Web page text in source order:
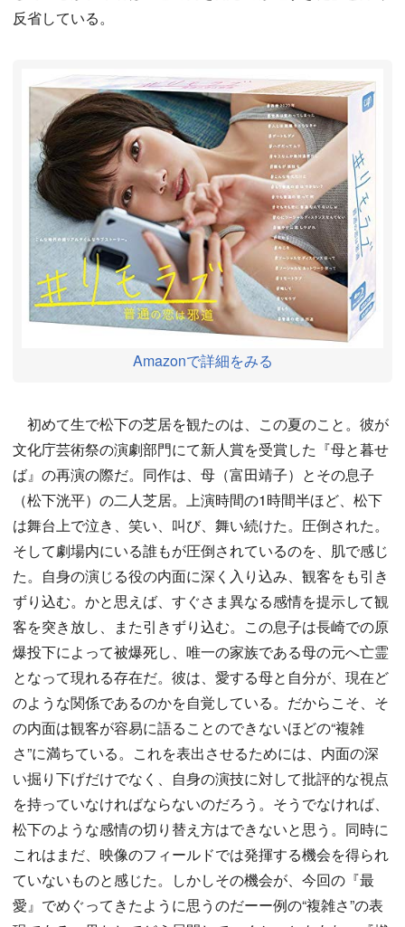
反省している。
Amazonで詳細をみる
初めて生で松下の芝居を観たのは、この夏のこと。彼が
文化庁芸術祭の演劇部門にて新人賞を受賞した『母と暮せ
ば』の再演の際だ。同作は、母（富田靖子）とその息子
（松下洸平）の二人芝居。上演時間の1時間半ほど、松下
は舞台上で泣き、笑い、叫び、舞い続けた。圧倒された。
そして劇場内にいる誰もが圧倒されているのを、肌で感じ
た。自身の演じる役の内面に深く入り込み、観客をも引き
ずり込む。かと思えば、すぐさま異なる感情を提示して観
客を突き放し、また引きずり込む。この息子は長崎での原
爆投下によって被爆死し、唯一の家族である母の元へ亡霊
となって現れる存在だ。彼は、愛する母と自分が、現在ど
のような関係であるのかを自覚している。だからこそ、そ
の内面は観客が容易に語ることのできないほどの“複雑
さ”に満ちている。これを表出させるためには、内面の深
い掘り下げだけでなく、自身の演技に対して批評的な視点
を持っていなければならないのだろう。そうでなければ、
松下のような感情の切り替え方はできないと思う。同時に
これはまだ、映像のフィールドでは発揮する機会を得られ
ていないものと感じた。しかしその機会が、今回の『最
愛』でめぐってきたように思うのだーー例の“複雑さ”の表